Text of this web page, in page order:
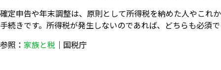
確定申告や年末調整は、原則として所得税を納めた人やこれ
手続きです。所得税が発生しないのであれば、どちらも必須
参照： 家族と税 ｜国税庁